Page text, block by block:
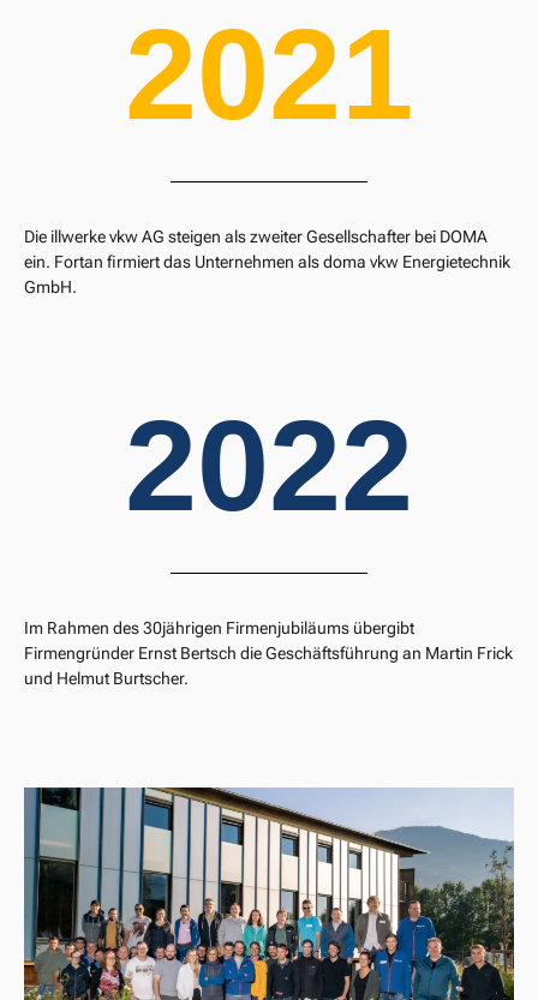
2021
Die illwerke vkw AG steigen als zweiter Gesellschafter bei DOMA
ein. Fortan firmiert das Unternehmen als doma vkw Energietechnik
GmbH.
2022
Im Rahmen des 30jährigen Firmenjubiläums übergibt
Firmengründer Ernst Bertsch die Geschäftsführung an Martin Frick
und Helmut Burtscher.